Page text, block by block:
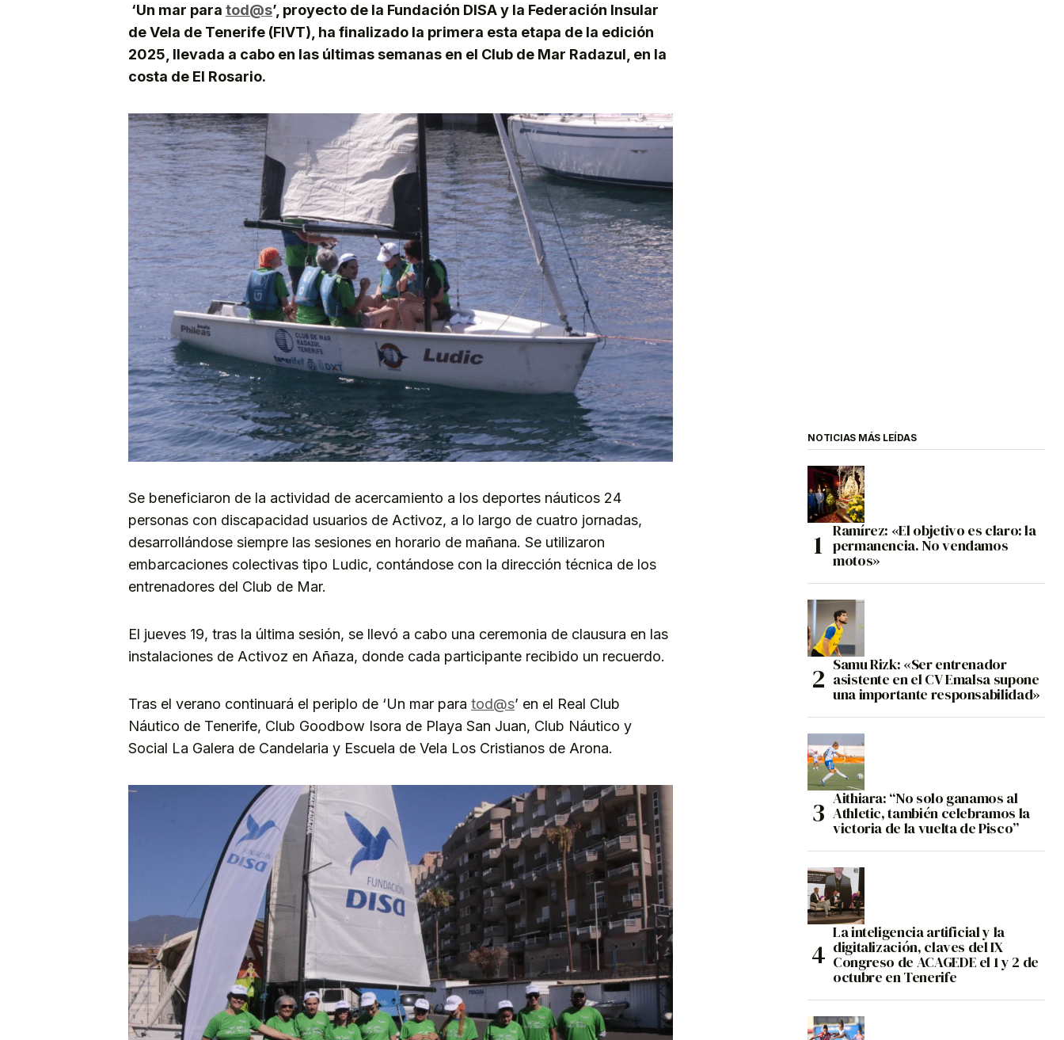
‘Un mar para tod@s’, proyecto de la Fundación DISA y la Federación Insular
de Vela de Tenerife (FIVT), ha finalizado la primera esta etapa de la edición
2025, llevada a cabo en las últimas semanas en el Club de Mar Radazul, en la
costa de El Rosario.
Se beneficiaron de la actividad de acercamiento a los deportes náuticos 24
personas con discapacidad usuarios de Activoz, a lo largo de cuatro jornadas,
desarrollándose siempre las sesiones en horario de mañana. Se utilizaron
embarcaciones colectivas tipo Ludic, contándose con la dirección técnica de los
entrenadores del Club de Mar.
El jueves 19, tras la última sesión, se llevó a cabo una ceremonia de clausura en las
instalaciones de Activoz en Añaza, donde cada participante recibido un recuerdo.
Tras el verano continuará el periplo de ‘Un mar para tod@s’ en el Real Club
Náutico de Tenerife, Club Goodbow Isora de Playa San Juan, Club Náutico y
Social La Galera de Candelaria y Escuela de Vela Los Cristianos de Arona.
NOTICIAS MÁS LEÍDAS
Ramírez: «El objetivo es claro: la
permanencia. No vendamos
motos»
Samu Rizk: «Ser entrenador
asistente en el CV Emalsa supone
una importante responsabilidad»
Aithiara: “No solo ganamos al
Athletic, también celebramos la
victoria de la vuelta de Pisco”
La inteligencia artificial y la
digitalización, claves del IX
Congreso de ACAGEDE el 1 y 2 de
octubre en Tenerife